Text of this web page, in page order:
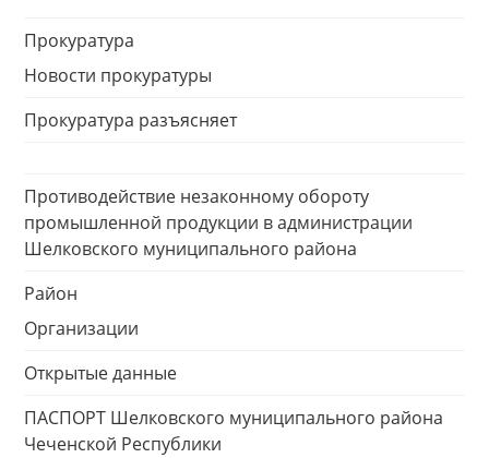
Прокуратура
Новости прокуратуры
Прокуратура разъясняет
Противодействие незаконному обороту
промышленной продукции в администрации
Шелковского муниципального района
Район
Организации
Открытые данные
ПАСПОРТ Шелковского муниципального района
Чеченской Республики